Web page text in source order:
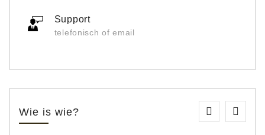
Support
telefonisch of email
Wie is wie?